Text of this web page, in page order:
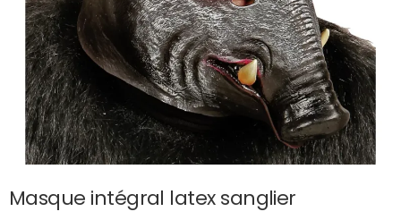
Masque intégral latex sanglier